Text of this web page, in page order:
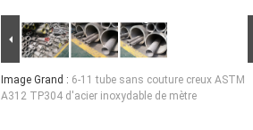
Image Grand : 6-11 tube sans couture creux ASTM
A312 TP304 d'acier inoxydable de mètre